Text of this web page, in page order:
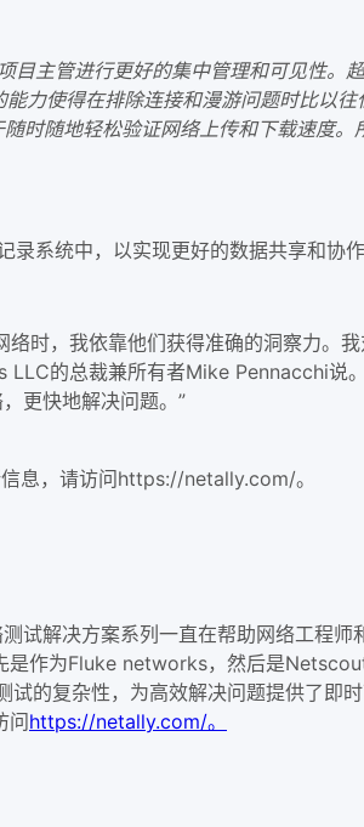
主管进行更好的集中管理和可见性。
力使得在排除连接和漫游问题时比以
时随地轻松验证网络上传和下载速度
系统中，以实现更好的数据共享和协作
时，我依靠他们获得准确的洞察力。
的总裁兼所有者Mike Pennacchi说
更快地解决问题。”
息，请访问https://netally.com/。
解决方案系列一直在帮助网络工程
作为Fluke networks，然后是
的复杂性，为高效解决问题提供了即
问https://netally.com/。